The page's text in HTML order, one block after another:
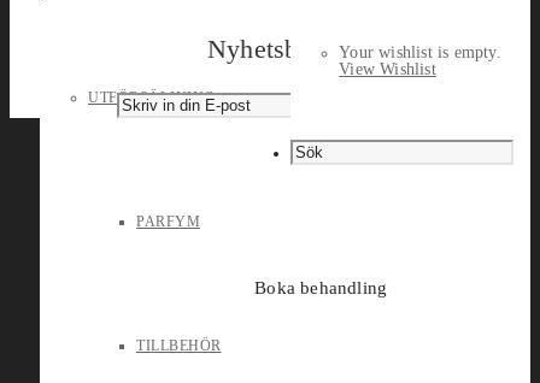
UTFÖRSÄLJNING
PARFYM
TILLBEHÖR
Your wishlist is empty.
View Wishlist
Boka behandling
Nyhetsbrev